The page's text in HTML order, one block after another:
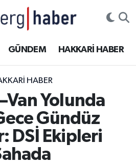
GÜNDEM HAKKARİ HABER
HABER
Yolunda
Gündüz
DSİ Ekipleri
Haritası
ve Fikstür